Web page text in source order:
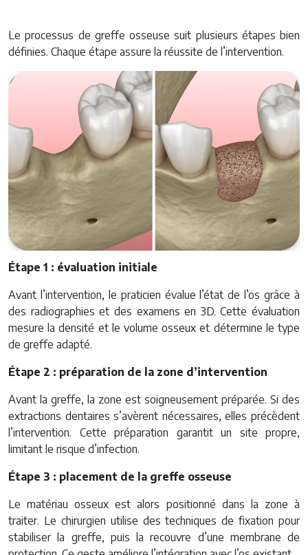
Le processus de greffe osseuse suit plusieurs étapes bien
définies. Chaque étape assure la réussite de l’intervention.
Étape 1 : évaluation initiale
Avant l’intervention, le praticien évalue l’état de l’os grâce à
des radiographies et des examens en 3D. Cette évaluation
mesure la densité et le volume osseux et détermine le type
de greffe adapté.
Étape 2 : préparation de la zone d’intervention
Avant la greffe, la zone est soigneusement préparée. Si des
extractions dentaires s’avèrent nécessaires, elles précèdent
l’intervention. Cette préparation garantit un site propre,
limitant le risque d’infection.
Étape 3 : placement de la greffe osseuse
Le matériau osseux est alors positionné dans la zone à
traiter. Le chirurgien utilise des techniques de fixation pour
stabiliser la greffe, puis la recouvre d’une membrane de